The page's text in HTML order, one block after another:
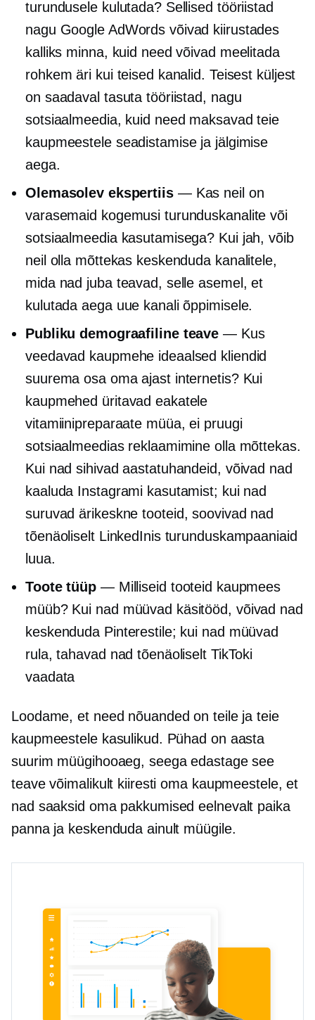
turundusele kulutada? Sellised tööriistad
nagu Google AdWords võivad kiirustades
kalliks minna, kuid need võivad meelitada
rohkem äri kui teised kanalid. Teisest küljest
on saadaval tasuta tööriistad, nagu
sotsiaalmeedia, kuid need maksavad teie
kaupmeestele seadistamise ja jälgimise
aega.
Olemasolev ekspertiis— Kas neil on
varasemaid kogemusi turunduskanalite või
sotsiaalmeedia kasutamisega? Kui jah, võib
neil olla mõttekas keskenduda kanalitele,
mida nad juba teavad, selle asemel, et
kulutada aega uue kanali õppimisele.
Publiku demograafiline teave — Kus
veedavad kaupmehe ideaalsed kliendid
suurema osa oma ajast internetis? Kui
kaupmehed üritavad eakatele
vitamiinipreparaate müüa, ei pruugi
sotsiaalmeedias reklaamimine olla mõttekas.
Kui nad sihivad aastatuhandeid, võivad nad
kaaluda Instagrami kasutamist; kui nad
suruvadärikeskne tooteid, soovivad nad
tõenäoliselt LinkedInis turunduskampaaniaid
luua.
Toote tüüp — Milliseid tooteid kaupmees
müüb? Kui nad müüvad käsitööd, võivad nad
keskenduda Pinterestile; kui nad müüvad
rula, tahavad nad tõenäoliselt TikToki
vaadata
Loodame, et need nõuanded on teile ja teie
kaupmeestele kasulikud. Pühad on aasta
suurim müügihooaeg, seega edastage see
teave võimalikult kiiresti oma kaupmeestele, et
nad saaksid oma pakkumised eelnevalt paika
panna ja keskenduda ainult müügile.